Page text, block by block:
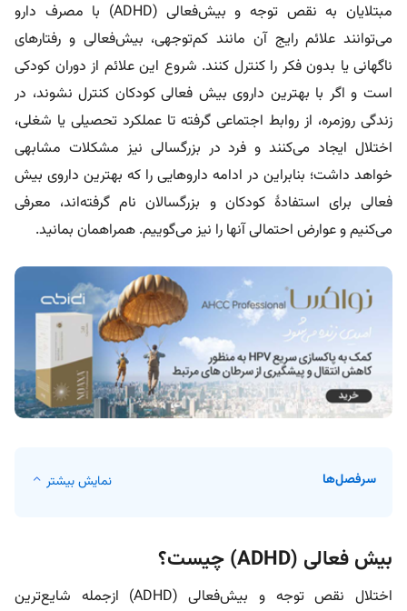
مبتلایان به نقص توجه و بیش‌فعالی (ADHD) با مصرف دارو
می‌توانند علائم رایج آن مانند کم‌توجهی، بیش‌فعالی و رفتارهای
ناگهانی یا بدون فکر را کنترل کنند. شروع این علائم از دوران کودکی
است و اگر با بهترین داروی بیش فعالی کودکان کنترل نشوند، در
زندگی روزمره، از روابط اجتماعی گرفته تا عملکرد تحصیلی یا شغلی،
اختلال ایجاد می‌کنند و فرد در بزرگسالی نیز مشکلات مشابهی
خواهد داشت؛ بنابراین در ادامه داروهایی را که بهترین داروی بیش
فعالی برای استفادۀ کودکان و بزرگسالان نام گرفته‌اند، معرفی
می‌کنیم و عوارض احتمالی آنها را نیز می‌گوییم. همراهمان بمانید.
سرفصل‌ها نمایش بیشتر
بیش فعالی (ADHD) چیست؟
اختلال نقص توجه و بیش‌فعالی (ADHD) ازجمله شایع‌ترین